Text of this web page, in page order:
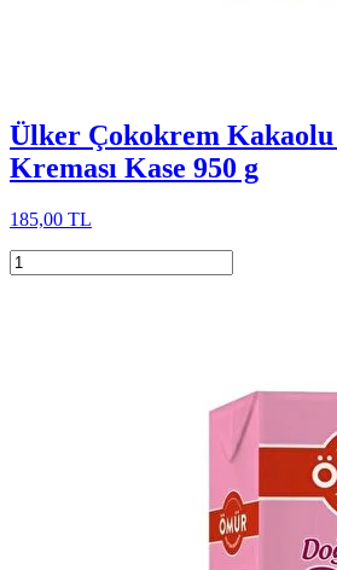
Ülker Çokokrem Kakaolu
Kreması Kase 950 g
185,00 TL